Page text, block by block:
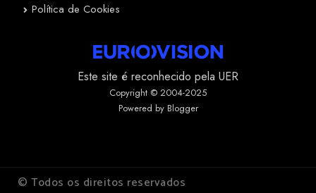
Política de Cookies
Este site é reconhecido pela UER
Copyright © 2004-2025
Powered by Blogger
© Todos os direitos reservados